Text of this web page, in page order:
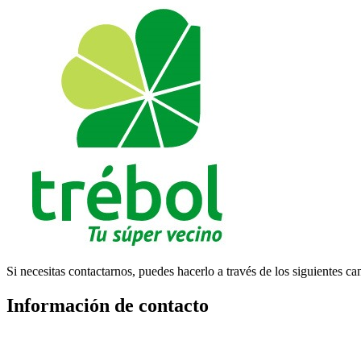
Si necesitas contactarnos, puedes hacerlo a través de los siguientes
Información de contacto